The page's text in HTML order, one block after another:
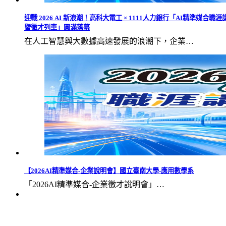
迎戰 2026 AI 新浪潮！高科大電工 × 1111人力銀行「AI精準媒合職涯
暨徵才列車」圓滿落幕
在人工智慧與大數據高速發展的浪潮下，企業…
【2026AI精準媒合-企業說明會】國立臺南大學-應用數學系
「2026AI精準媒合-企業徵才說明會」…